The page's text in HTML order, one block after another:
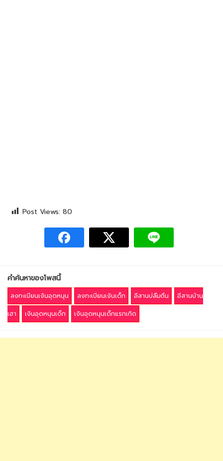
Post Views: 80
คำค้นหาของโพสนี้
ลงทะเบียนเงินอุดหนุน ลงทะเบียนเงินเด็ก อีสานบ่ลืมถิ่น
อีสานบ้าน
เฮา
เงินอุดหนุนเด็ก เงินอุดหนุนเด็กแรกเกิด